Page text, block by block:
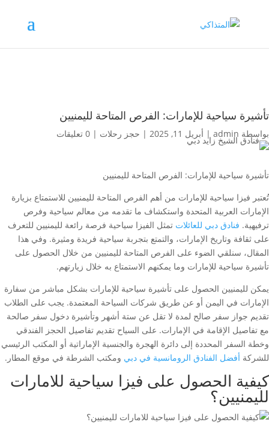
تأشيرة سياحية للإمارات: الفرص المتاحة لليمنيين
بواسطة admin
| أبريل 11, 2025 | حجز رحلات | 0 تعليقات
تأشيرة سياحية للإمارات: الفرص المتاحة لليمنيين
تُعتبر فيزا سياحية للإمارات من أهم الفرص المتاحة لليمنيين للاستمتاع بزيارة
الإمارات العربية المتحدة واستكشاف ما تقدمه من معالم سياحية وفرص
ترفيهية. فنادق دبي للعائلات تمثل الفيزا سياحية فرصة رائعة لليمنيين للتعرف
على ثقافة وتاريخ الإمارات، والتمتع بتجربة سياحية فريدة ومثيرة. وفي هذا
المقال، سنلقي الضوء على الفرص المتاحة لليمنيين من خلال الحصول على
تأشيرة سياحية للإمارات وما يمكنهم الاستمتاع به خلال زيارتهم.
يمكن لليمنيين الحصول على تأشيرة سياحية للإمارات بشكل مباشر من سفارة
الإمارات في اليمن أو عن طريق شركات السياحة المعتمدة. يجب على الطلاب
تقديم جواز سفر صالح لمدة لا تقل عن ستة أشهر وتأشيرة دخول سفر صالحة
مع تفاصيل الإقامة في الإمارات. على السياح تقديم تفاصيل الحجز الفندقي
وخطة السفر المحددة إلى دائرة الهجرة والجنسية الإماراتية أو المكتب الرئيسي
للشركة أفضل الفنادق الرومانسية في دبي ومكتب الشرطة في موقع المطار.
كيفية الحصول على فيزا سياحية للامارات
لليمنيين؟